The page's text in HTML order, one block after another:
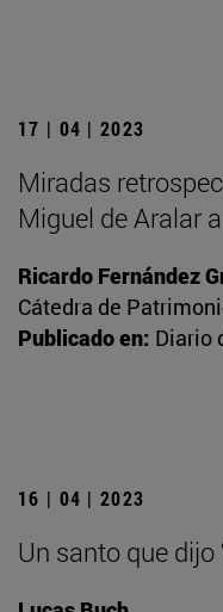
17 | 04 | 2023
Miradas
Miguel de Aralar
Ricardo Fernández
Cátedra de
Publicado en: Diario
16 | 04 | 2023
Un santo que dijo